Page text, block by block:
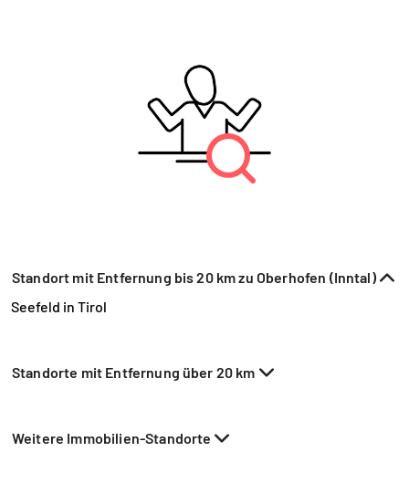
Standort mit Entfernung bis 20 km zu Oberhofen (Inntal)
Seefeld in Tirol
Standorte mit Entfernung über 20 km
Weitere Immobilien-Standorte